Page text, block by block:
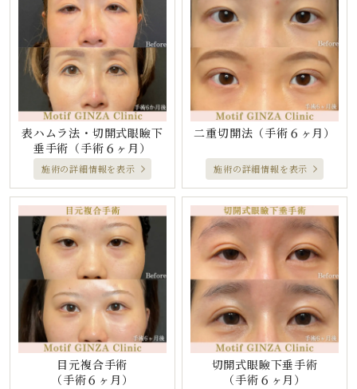
表ハムラ法・切開式眼瞼下
垂手術 （手術６ヶ月）
施術の詳細情報を表示
二重切開法 （手術６ヶ月）
施術の詳細情報を表示
目元複合手術
（手術６ヶ月）
切開式眼瞼下垂手術
（手術６ヶ月）